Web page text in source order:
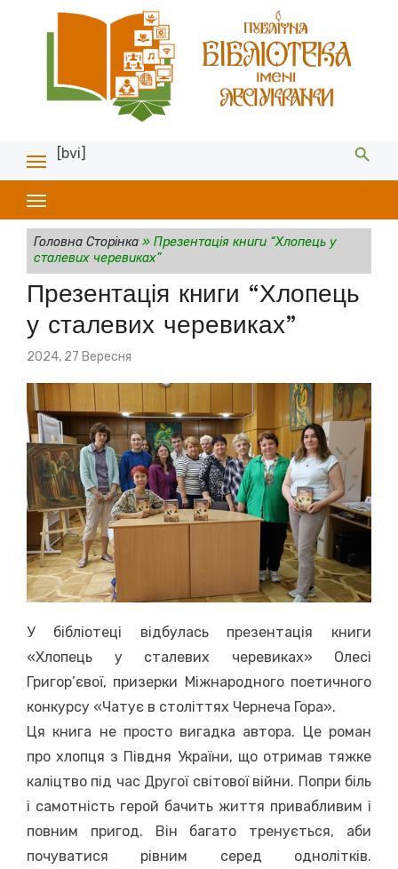
[bvi]
Головна Сторінка» Презентація книги “Хлопець у
сталевих черевиках”
Презентація книги “Хлопець
у сталевих черевиках”
Posted
2024, 27 Вересня
У бібліотеці відбулась презентація книги
«Хлопець у сталевих черевиках» Олесі
Григор’євої, призерки Міжнародного поетичного
конкурсу «Чатує в століттях Чернеча Гора».
Ця книга не просто вигадка автора. Це роман
про хлопця з Півдня України, що отримав тяжке
каліцтво під час Другої світової війни. Попри біль
і самотність герой бачить життя привабливим і
повним пригод. Він багато тренується, аби
почуватися рівним серед однолітків.